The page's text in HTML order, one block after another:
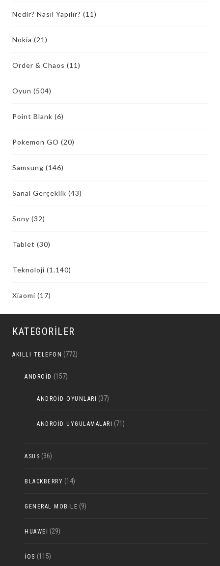
Nedir? Nasıl Yapılır? (11)
Nokia (21)
Order & Chaos (11)
Oyun (504)
Point Blank (6)
Pokemon GO (20)
Samsung (146)
Sanal Gerçeklik (43)
Sony (32)
Tablet (30)
Teknoloji (1.140)
Xiaomi (17)
KATEGORILER
AKILLI TELEFON (772)
ANDROID (157)
ANDROID OYUNLARI (37)
ANDROID UYGULAMALARI (71)
ASUS (36)
BLACKBERRY (14)
GENERAL MOBILE (9)
HUAWEI (29)
IOS (115)